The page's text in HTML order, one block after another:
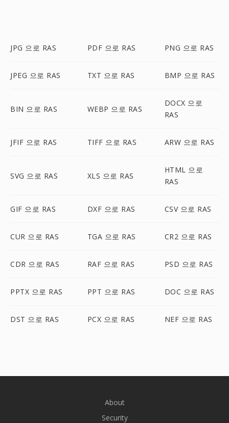
JPG 으로 RAS PDF 으로 RAS PNG 으로 RAS
JPEG 으로 RAS TXT 으로 RAS BMP 으로 RAS
BIN 으로 RAS WEBP 으로 RAS
DOCX 으로
RAS
JFIF 으로 RAS TIFF 으로 RAS ARW 으로 RAS
SVG 으로 RAS XLS 으로 RAS
HTML 으로
RAS
GIF 으로 RAS DXF 으로 RAS CSV 으로 RAS
CUR 으로 RAS TGA 으로 RAS CR2 으로 RAS
CDR 으로 RAS RAF 으로 RAS PSD 으로 RAS
PPTX 으로 RAS PPT 으로 RAS DOC 으로 RAS
DST 으로 RAS PCX 으로 RAS NEF 으로 RAS
About
Security